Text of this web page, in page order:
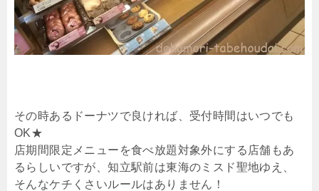
その時あるドーナツで良ければ、受付時間はいつでも
OK★
店期間限定メニューを食べ放題対象外にする店舗もあ
るらしいですが、知立駅前は東海のミスド聖地ゆえ、
そんなケチくさいルールはありません！